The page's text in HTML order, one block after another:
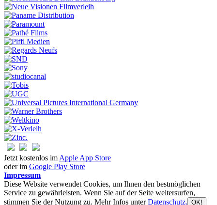
Jetzt kostenlos im Apple App Store
oder im Google Play Store
Impressum
Diese Website verwendet Cookies, um Ihnen den bestmöglichen
Service zu gewährleisten. Wenn Sie auf der Seite weitersurfen,
stimmen Sie der Nutzung zu. Mehr Infos unterDatenschutz. OK!